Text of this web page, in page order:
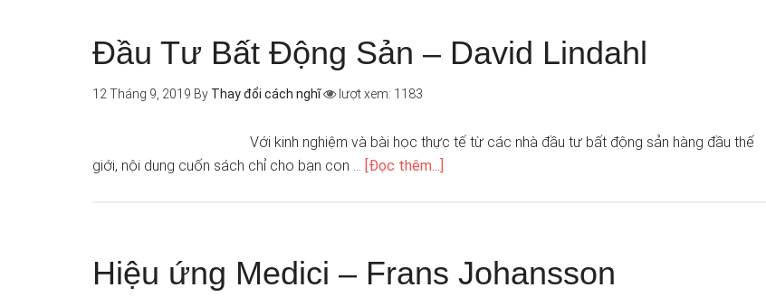
Đầu Tư Bất Động Sản – David Lindahl
12 Tháng 9, 2019 By Thay đổi cách nghĩ lượt xem: 1183
Với kinh nghiệm và bài học thực tế từ các nhà đầu tư bất động sản hàng đầu thế
giới, nội dung cuốn sách chỉ cho bạn con … [Đọc thêm...]
Hiệu ứng Medici – Frans Johansson